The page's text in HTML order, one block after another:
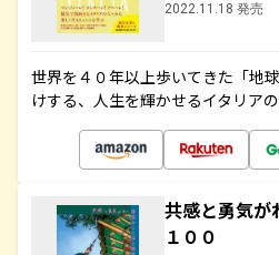
2022.11.18 発売
世界を４０年以上歩いてきた「地
けする、人生を輝かせるイタリア
共感と勇気が
１００